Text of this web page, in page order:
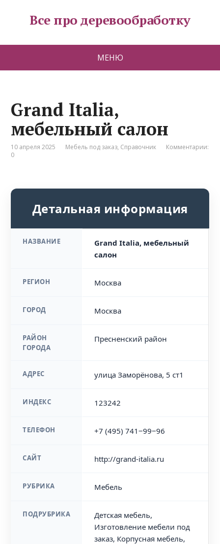
Все про деревообработку
МЕНЮ
Grand Italia,
мебельный салон
10 апреля 2025 Мебель под заказ, Справочник
Комментарии:
0
Детальная информация
НАЗВАНИЕ
Grand Italia, мебельный
салон
РЕГИОН Москва
ГОРОД Москва
РАЙОН
ГОРОДА
Пресненский район
АДРЕС улица Заморёнова, 5 ст1
ИНДЕКС 123242
ТЕЛЕФОН +7 (495) 741‒99‒96
САЙТ http://grand-italia.ru
РУБРИКА Мебель
ПОДРУБРИКА
Детская мебель,
Изготовление мебели под
заказ, Корпусная мебель,